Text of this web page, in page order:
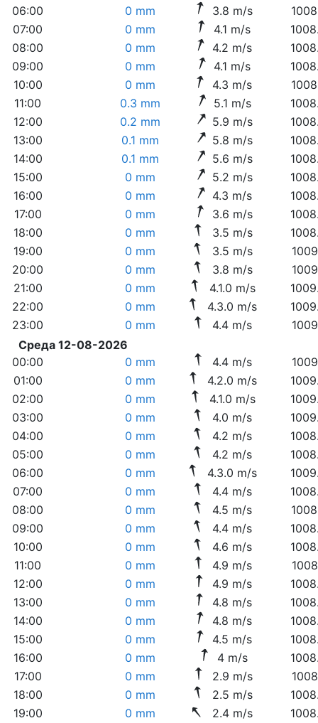
06:00
0 mm 3.8 m/s
07:00
0 mm 4.1 m/s
08:00
0 mm 4.2 m/s
09:00
0 mm 4.1 m/s
10:00
0 mm 4.3 m/s
11:00
0.3 mm 5.1 m/s
12:00
0.2 mm 5.9 m/s
13:00
0.1 mm 5.8 m/s
14:00
0.1 mm 5.6 m/s
15:00
0 mm 5.2 m/s
16:00
0 mm 4.3 m/s
17:00
0 mm 3.6 m/s
18:00
0 mm 3.5 m/s
19:00
0 mm 3.5 m/s
20:00
0 mm 3.8 m/s
21:00
0 mm 4.1.0 m/s
22:00
0 mm 4.3.0 m/s
23:00
0 mm 4.4 m/s
Среда 12-08-2026
00:00
0 mm 4.4 m/s
01:00
0 mm 4.2.0 m/s
02:00
0 mm 4.1.0 m/s
03:00
0 mm 4.0 m/s
04:00
0 mm 4.2 m/s
05:00
0 mm 4.2 m/s
06:00
0 mm 4.3.0 m/s
07:00
0 mm 4.4 m/s
08:00
0 mm 4.5 m/s
09:00
0 mm 4.4 m/s
10:00
0 mm 4.6 m/s
11:00
0 mm 4.9 m/s
12:00
0 mm 4.9 m/s
13:00
0 mm 4.8 m/s
14:00
0 mm 4.8 m/s
15:00
0 mm 4.5 m/s
16:00
0 mm 4 m/s
17:00
0 mm 2.9 m/s
18:00
0 mm 2.5 m/s
19:00
0 mm 2.4 m/s